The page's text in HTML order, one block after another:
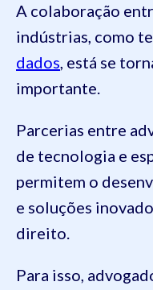
A colaboração
indústrias, como
dados, está se
importante.
Parcerias entre
de tecnologia e
permitem o
e soluções
direito.
Para isso,